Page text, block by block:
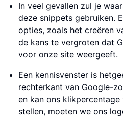
In veel gevallen zul je
deze snippets gebruiken.
opties, zoals het creëren
de kans te vergroten dat
voor onze site weergeeft.
Een kennisvenster is
rechterkant van Google-
en kan ons
stellen, moeten we ons